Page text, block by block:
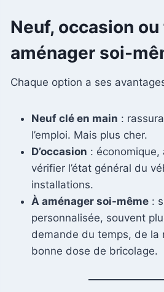
Neuf, occasion
aménager soi-
Chaque option a ses
Neuf clé en main :
l’emploi. Mais plus cher.
D’occasion :
vérifier l’état général du
installations.
À aménager soi-même :
personnalisée, souvent
demande du temps, de la
bonne dose de bricolage.